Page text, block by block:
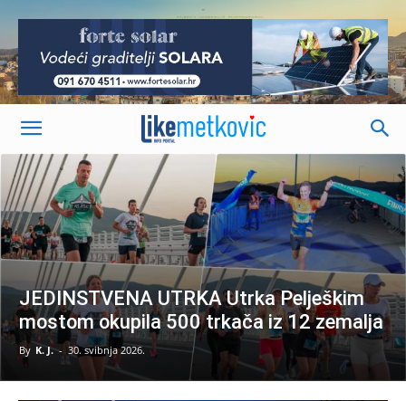
-
JEDINSTVENA UTRKA Utrka Pelješkim
mostom okupila 500 trkača iz 12 zemalja
By K. J. - 30. svibnja 2026.